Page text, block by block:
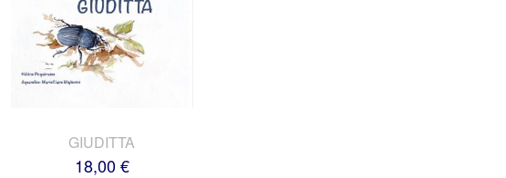
GIUDITTA
18,00 €